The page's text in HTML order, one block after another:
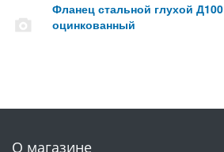
Фланец стальной глухой Д100
оцинкованный
О магазине